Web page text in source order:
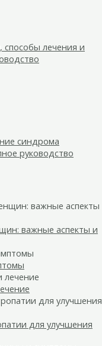
способы лечения и
синдрома
руководство
важные аспекты и
для улучшения